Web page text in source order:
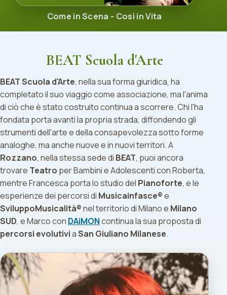
Come in Scena - Così in Vita
BEAT Scuola d'Arte
BEAT Scuola d'Arte, nella sua forma giuridica, ha
completato il suo viaggio come associazione, ma l'anima
di ciò che è stato costruito continua a scorrere. Chi l'ha
fondata porta avanti la propria strada, diffondendo gli
strumenti dell'arte e della consapevolezza sotto forme
analoghe, ma anche nuove e in nuovi territori. A
Rozzano, nella stessa sede di BEAT, puoi ancora
trovare Teatro per Bambini e Adolescenti con Roberta,
mentre Francesca porta lo studio del Pianoforte, e le
esperienze dei percorsi di Musicainfasce®e
SviluppoMusicalità®nel territorio di Milano e Milano
SUD, e Marco con DAiMONcontinua la sua proposta di
percorsi evolutiviaSan Giuliano Milanese.